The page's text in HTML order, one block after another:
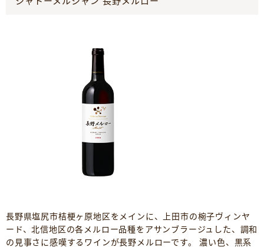
長野県塩尻市桔梗ヶ原地区をメインに、上田市の椀子ヴィンヤ
ード、北信地区の各メルロー品種をアサンブラージュした、調和
の見事さに感嘆するワインが長野メルローです。 濃い色、黒系